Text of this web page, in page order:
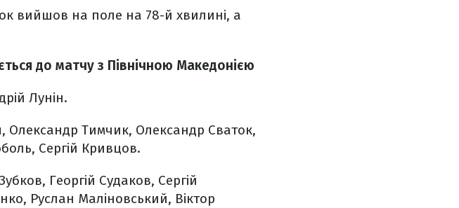
вийшов на поле на 78-й хвилині, а
до матчу з Північною Македонією
Лунін.
Тимчик, Олександр Сваток,
Сергій Кривцов.
Георгій Судаков, Сергій
Руслан Маліновський, Віктор